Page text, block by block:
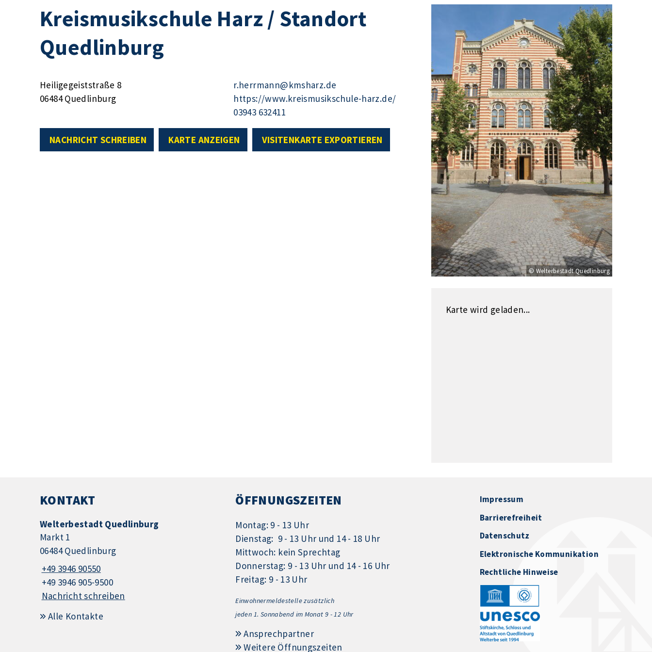
Kreismusikschule Harz / Standort
Quedlinburg
Heiligegeiststraße 8
06484 Quedlinburg
r.herrmann@kmsharz.de
https://www.kreismusikschule-harz.de/
03943 632411
NACHRICHT SCHREIBEN KARTE ANZEIGEN VISITENKARTE EXPORTIEREN
© Welterbestadt Quedlinburg
Karte wird geladen...
KONTAKT
Welterbestadt Quedlinburg
Markt 1
06484 Quedlinburg
+49 3946 90550
+49 3946 905-9500
Nachricht schreiben
Alle Kontakte
ÖFFNUNGSZEITEN
Montag: 9 - 13 Uhr
Dienstag: 9 - 13 Uhr und 14 - 18 Uhr
Mittwoch: kein Sprechtag
Donnerstag: 9 - 13 Uhr und 14 - 16 Uhr
Freitag: 9 - 13 Uhr
Einwohnermeldestelle zusätzlich
jeden 1. Sonnabend im Monat 9 - 12 Uhr
Ansprechpartner
Weitere Öffnungszeiten
Impressum
Barrierefreiheit
Datenschutz
Elektronische Kommunikation
Rechtliche Hinweise